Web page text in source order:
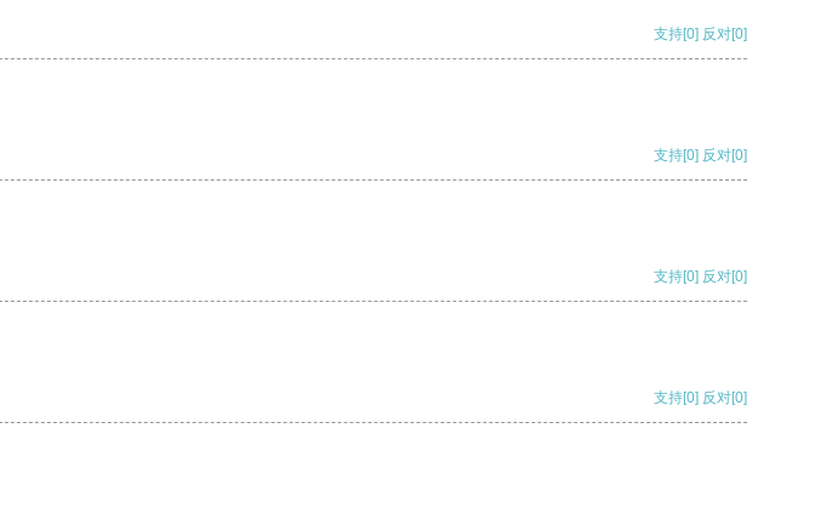
支持[0] 反对[0]
支持[0] 反对[0]
支持[0] 反对[0]
支持[0] 反对[0]